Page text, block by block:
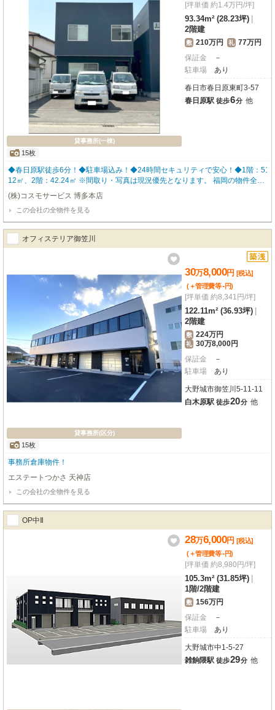
貸事務所(一棟)
15枚
[坪単価 約1.4万円/坪]
93.34m² (28.23坪)
2階建
敷 210万円 礼 77万円
保証金
－
駐車場
あり
春日市春日原東町3-57
春日原駅 徒歩6分 他
◆春日原駅徒歩6分！◆駐車場込み！◆24時間セキュリティで安心！◆1階：51.
12㎡、2階：42.24㎡ ※間取り・写真は現況優先となります。 福岡の物件全て
ご紹介出来ます！！何でもご相談下さい♪
(株)コスモサービス 博多本店
この会社の全物件を見る
オフィステリア御笠川
貸事務所(区分)
15枚
30万8,000円 [税込]
(＋管理費等-円)
[坪単価 約8,341円/坪]
122.11m² (36.93坪)
2階建
敷 224万円
礼 30万8,000円
保証金
－
駐車場
あり
大野城市御笠川5-11-11
白木原駅 徒歩20分 他
事務所倉庫物件！
エステートつかさ 天神店
この会社の全物件を見る
OP中Ⅱ
28万6,000円 [税込]
(＋管理費等-円)
[坪単価 約8,980円/坪]
105.3m² (31.85坪)
1階/2階建
敷 156万円
保証金
－
駐車場
あり
大野城市中1-5-27
雑餉隈駅 徒歩29分 他